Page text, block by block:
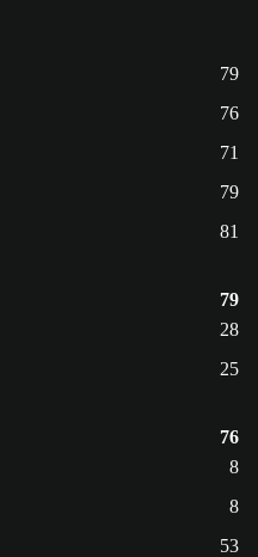
79
76
71
79
81
79
28
25
76
8
8
53